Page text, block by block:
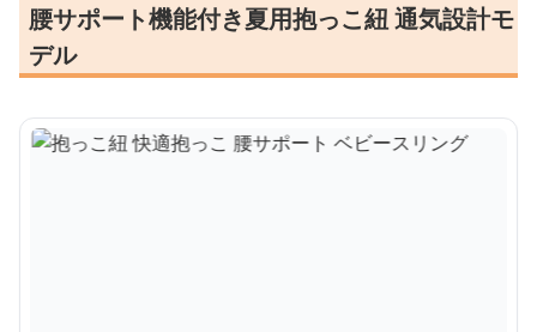
腰サポート機能付き夏用抱っこ紐 通気設計モ
デル